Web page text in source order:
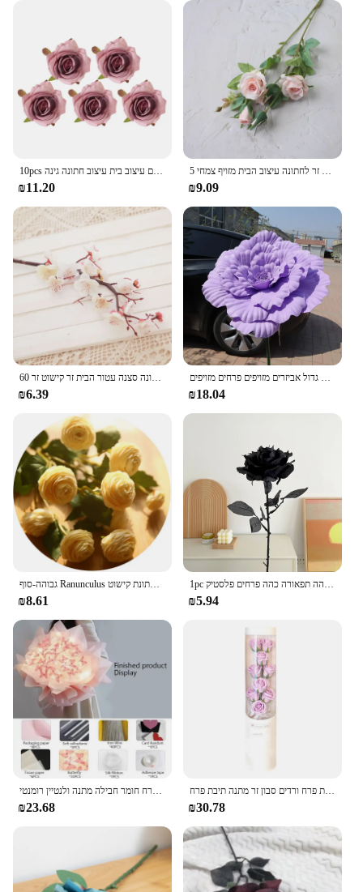
world of cross stitching with our Flower Kit Cross
10pcs פרחים מלאכותיים עיצוב בית עיצוב חתונה גינה centerwes ורדים קשת ראש משי רוז תיבת ממתקים
₪11.20
5 ראש/צרור פרחים מלאכותיים משי רוז ארוך סניף זר לחתונה עיצוב הבית מזויף צמחי Diy זר אבזרים
₪9.09
60 ס "מ פרחים שזיף מלאכותי ארוך פרחים צמות חורף גן עציצים חתונה סצנה עטור הבית זר קישוט זר
₪6.39
חתונה פוני מלאכותי מסיבת חתונה קישוט פרח גדול אביזרים מזויפים פרחים מזויפים
₪18.04
גבוהה-סוף Ranunculus ורדים משי מלאכותי פרחי חתונת קישוט maraige כלה פרחוני חדר תפאורה פלורס artificiales
₪8.61
1pc שחור טהור ורד ברק זר ליל כל הקדושים אימה תפאורה גותי כהה תפאורה כהה פרחים פלסטיק
₪5.94
קריאייטיב פרפר בעבודת יד חומר תיק כלה כלה כלה חתונה חתונה פרח חומר חבילה מתנה ולנטיין רומנטי
₪23.68
יום האהבה המלאכותית פרח ורדים סבון זר מתנה תיבת פרח Creative חברה אשתו זר יום הולדת אמא
₪30.78